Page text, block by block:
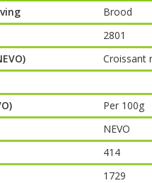
Brood
2801
Croissant
Per 100g
NEVO
414
1729